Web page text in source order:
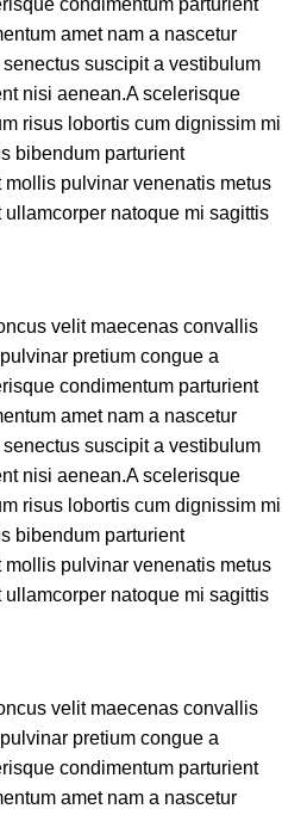
amet nam a nascetur
suscipit a vestibulum
nisi aenean.A scelerisque
risus lobortis cum dignissim mi
bibendum parturient
pulvinar venenatis metus
natoque mi sagittis
velit maecenas convallis
pretium congue a
condimentum parturient
amet nam a nascetur
suscipit a vestibulum
nisi aenean.A scelerisque
risus lobortis cum dignissim mi
bibendum parturient
pulvinar venenatis metus
natoque mi sagittis
velit maecenas convallis
pretium congue a
condimentum parturient
amet nam a nascetur